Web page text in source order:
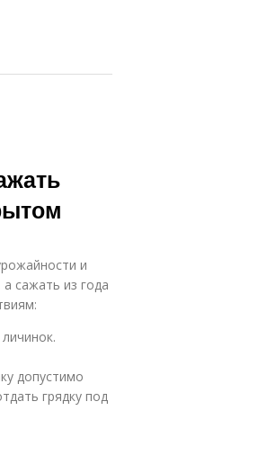
и
сажать из года
допустимо
грядку под